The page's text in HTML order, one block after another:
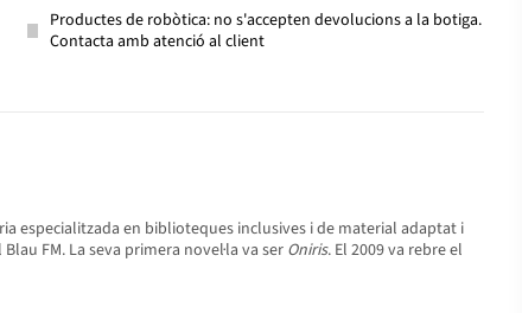
Productes de robòtica: no s'accepten devolucions a la botiga.
Contacta amb atenció al client
especialitzada en biblioteques inclusives i de material adaptat i
FM. La seva primera novel·la va ser Oniris. El 2009 va rebre el